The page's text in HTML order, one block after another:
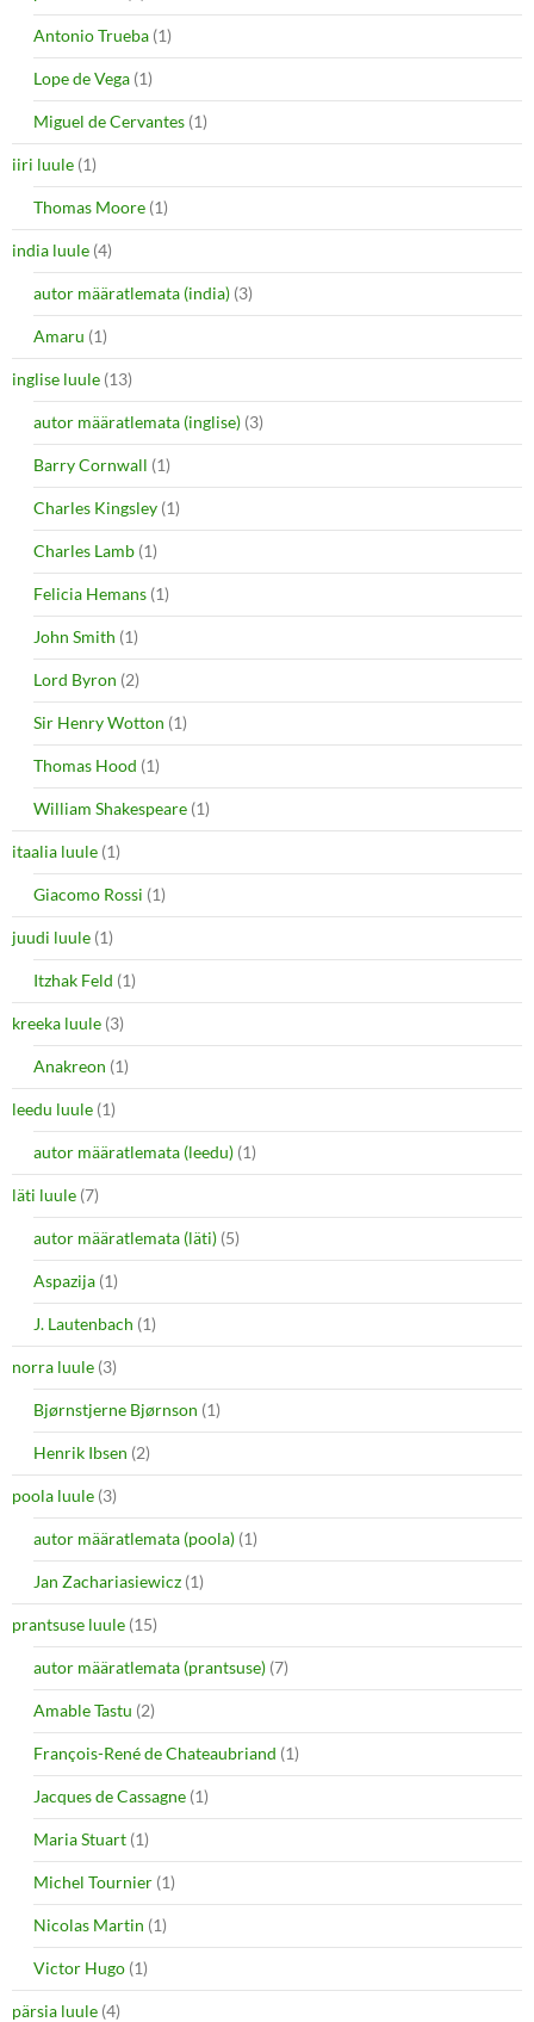
Antonio Trueba (1)
Lope de Vega (1)
Miguel de Cervantes (1)
iiri luule (1)
Thomas Moore (1)
india luule (4)
autor määratlemata (india) (3)
Amaru (1)
inglise luule (13)
autor määratlemata (inglise) (3)
Barry Cornwall (1)
Charles Kingsley (1)
Charles Lamb (1)
Felicia Hemans (1)
John Smith (1)
Lord Byron (2)
Sir Henry Wotton (1)
Thomas Hood (1)
William Shakespeare (1)
itaalia luule (1)
Giacomo Rossi (1)
juudi luule (1)
Itzhak Feld (1)
kreeka luule (3)
Anakreon (1)
leedu luule (1)
autor määratlemata (leedu) (1)
läti luule (7)
autor määratlemata (läti) (5)
Aspazija (1)
J. Lautenbach (1)
norra luule (3)
Bjørnstjerne Bjørnson (1)
Henrik Ibsen (2)
poola luule (3)
autor määratlemata (poola) (1)
Jan Zachariasiewicz (1)
prantsuse luule (15)
autor määratlemata (prantsuse) (7)
Amable Tastu (2)
François-René de Chateaubriand (1)
Jacques de Cassagne (1)
Maria Stuart (1)
Michel Tournier (1)
Nicolas Martin (1)
Victor Hugo (1)
pärsia luule (4)